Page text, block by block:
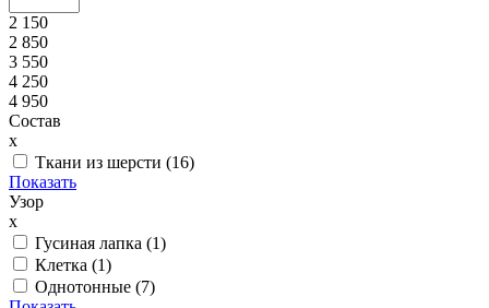
2 150
2 850
3 550
4 250
4 950
Состав
x
Ткани из шерсти (16)
Показать
Узор
x
Гусиная лапка (1)
Клетка (1)
Однотонные (7)